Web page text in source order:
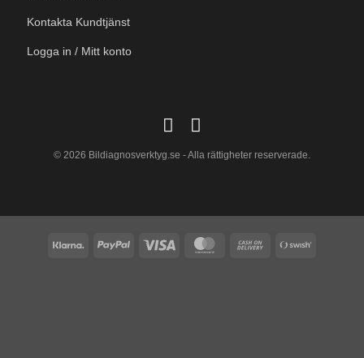
Kontakta Kundtjänst
Logga in / Mitt konto
© 2026 Bildiagnosverktyg.se - Alla rättigheter reserverade.
Klarna PayPal Visa MasterCardCash